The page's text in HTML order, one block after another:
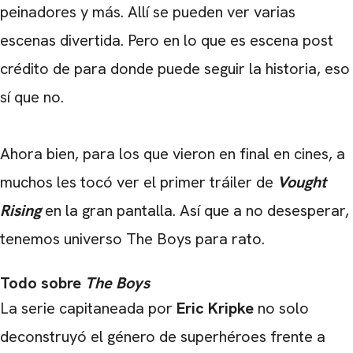
peinadores y más. Allí se pueden ver varias
escenas divertida. Pero en lo que es escena post
crédito de para donde puede seguir la historia, eso
sí que no.
Ahora bien, para los que vieron en final en cines, a
muchos les tocó ver el primer tráiler de Vought
Risingen la gran pantalla. Así que a no desesperar,
tenemos universo The Boys para rato.
Todo sobre The Boys
La serie capitaneada por Eric Kripke no solo
deconstruyó el género de superhéroes frente a